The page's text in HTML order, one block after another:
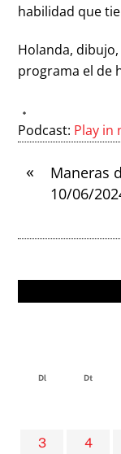
habilidad que
Holanda,
programa el de
Podcast: Play in
«
Maneras
10/06/
Dl Dt
3
4